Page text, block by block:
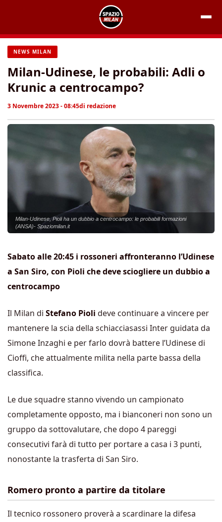
contenuto
NEWS MILAN
Milan-Udinese, le probabili: Adli o
Krunic a centrocampo?
3 Novembre 2023 - 08:45di redazione
Milan-Udinese, Pioli ha un dubbio a centrocampo: le probabili formazioni
(ANSA)- Spaziomilan.it
Sabato alle 20:45 i rossoneri affronteranno l’Udinese
a San Siro, con Pioli che deve sciogliere un dubbio a
centrocampo
Il Milan di Stefano Pioli deve continuare a vincere per
mantenere la scia della schiacciasassi Inter guidata da
Simone Inzaghi e per farlo dovrà battere l’Udinese di
Cioffi, che attualmente milita nella parte bassa della
classifica.
Le due squadre stanno vivendo un campionato
completamente opposto, ma i bianconeri non sono un
gruppo da sottovalutare, che dopo 4 pareggi
consecutivi farà di tutto per portare a casa i 3 punti,
nonostante la trasferta di San Siro.
Romero pronto a partire da titolare
Il tecnico rossonero proverà a scardinare la difesa